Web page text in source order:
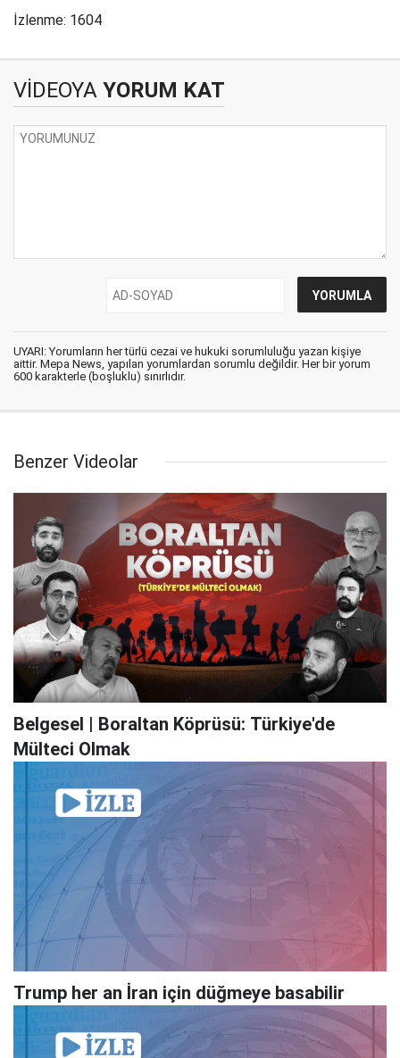
İzlenme: 1604
VİDEOYA YORUM KAT
UYARI: Yorumların her türlü cezai ve hukuki sorumluluğu yazan kişiye
aittir. Mepa News, yapılan yorumlardan sorumlu değildir. Her bir yorum
600 karakterle (boşluklu) sınırlıdır.
Benzer Videolar
Belgesel | Boraltan Köprüsü: Türkiye'de
Mülteci Olmak
Trump her an İran için düğmeye basabilir